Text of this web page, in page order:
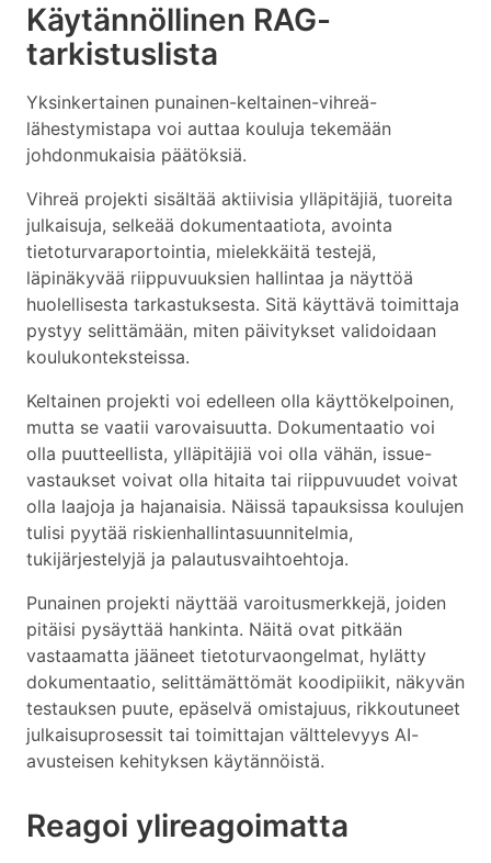
Käytännöllinen RAG-
tarkistuslista
Yksinkertainen punainen-keltainen-vihreä-
lähestymistapa voi auttaa kouluja tekemään
johdonmukaisia päätöksiä.
Vihreä projekti sisältää aktiivisia ylläpitäjiä, tuoreita
julkaisuja, selkeää dokumentaatiota, avointa
tietoturvaraportointia, mielekkäitä testejä,
läpinäkyvää riippuvuuksien hallintaa ja näyttöä
huolellisesta tarkastuksesta. Sitä käyttävä toimittaja
pystyy selittämään, miten päivitykset validoidaan
koulukonteksteissa.
Keltainen projekti voi edelleen olla käyttökelpoinen,
mutta se vaatii varovaisuutta. Dokumentaatio voi
olla puutteellista, ylläpitäjiä voi olla vähän, issue-
vastaukset voivat olla hitaita tai riippuvuudet voivat
olla laajoja ja hajanaisia. Näissä tapauksissa koulujen
tulisi pyytää riskienhallintasuunnitelmia,
tukijärjestelyjä ja palautusvaihtoehtoja.
Punainen projekti näyttää varoitusmerkkejä, joiden
pitäisi pysäyttää hankinta. Näitä ovat pitkään
vastaamatta jääneet tietoturvaongelmat, hylätty
dokumentaatio, selittämättömät koodipiikit, näkyvän
testauksen puute, epäselvä omistajuus, rikkoutuneet
julkaisuprosessit tai toimittajan välttelevyys AI-
avusteisen kehityksen käytännöistä.
Reagoi ylireagoimatta